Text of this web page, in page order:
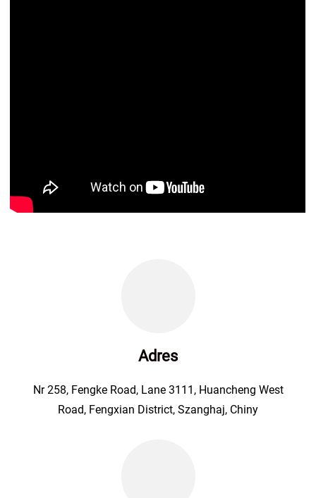
Adres
Nr 258, Fengke Road, Lane 3111, Huancheng West
Road, Fengxian District, Szanghaj, Chiny